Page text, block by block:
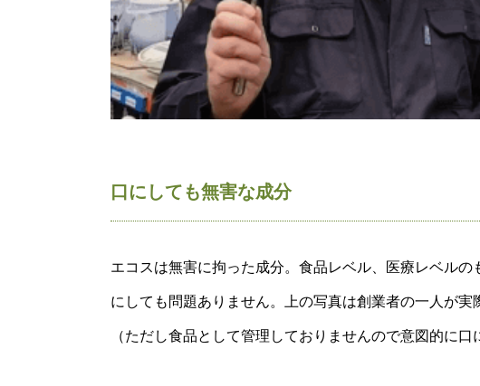
口にしても無害な成分
エコスは無害に拘った成分。食品レベル、医療レベル
にしても問題ありません。上の写真は創業者の一人が実
（ただし食品として管理しておりませんので意図的に口